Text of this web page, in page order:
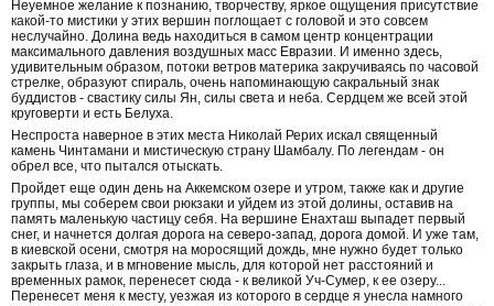
Неуемное желание к познанию, творчеству, яркое ощущения присутствие
какой-то мистики у этих вершин поглощает с головой и это совсем
неслучайно. Долина ведь находиться в самом центр концентрации
максимального давления воздушных масс Евразии. И именно здесь,
удивительным образом, потоки ветров материка закручиваясь по часовой
стрелке, образуют спираль, очень напоминающую сакральный знак
буддистов - свастику силы Ян, силы света и неба. Сердцем же всей этой
круговерти и есть Белуха.
Неспроста наверное в этих места Николай Рерих искал священный
камень Чинтамани и мистическую страну Шамбалу. По легендам - он
обрел все, что пытался отыскать.
Пройдет еще один день на Аккемском озере и утром, также как и другие
группы, мы соберем свои рюкзаки и уйдем из этой долины, оставив на
память маленькую частицу себя. На вершине Енахташ выпадет первый
снег, и начнется долгая дорога на северо-запад, дорога домой. И уже там,
в киевской осени, смотря на моросящий дождь, мне нужно будет только
закрыть глаза, и в мгновение мысль, для которой нет расстояний и
временных рамок, перенесет сюда - к великой Уч-Сумер, к ее озеру...
Перенесет меня к месту, уезжая из которого в сердце я унесла намного